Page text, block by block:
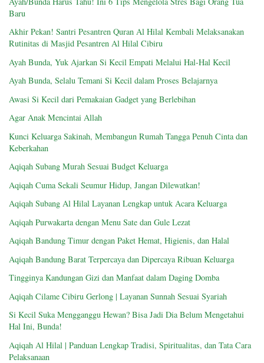
Baru
Akhir Pekan! Santri Pesantren Quran Al Hilal Kembali Melaksanakan
Rutinitas di Masjid Pesantren Al Hilal Cibiru
Ayah Bunda, Yuk Ajarkan Si Kecil Empati Melalui Hal-Hal Kecil
Ayah Bunda, Selalu Temani Si Kecil dalam Proses Belajarnya
Awasi Si Kecil dari Pemakaian Gadget yang Berlebihan
Agar Anak Mencintai Allah
Kunci Keluarga Sakinah, Membangun Rumah Tangga Penuh Cinta dan
Keberkahan
Aqiqah Subang Murah Sesuai Budget Keluarga
Aqiqah Cuma Sekali Seumur Hidup, Jangan Dilewatkan!
Aqiqah Subang Al Hilal Layanan Lengkap untuk Acara Keluarga
Aqiqah Purwakarta dengan Menu Sate dan Gule Lezat
Aqiqah Bandung Timur dengan Paket Hemat, Higienis, dan Halal
Aqiqah Bandung Barat Terpercaya dan Dipercaya Ribuan Keluarga
Tingginya Kandungan Gizi dan Manfaat dalam Daging Domba
Aqiqah Cilame Cibiru Gerlong | Layanan Sunnah Sesuai Syariah
Si Kecil Suka Mengganggu Hewan? Bisa Jadi Dia Belum Mengetahui
Hal Ini, Bunda!
Aqiqah Al Hilal | Panduan Lengkap Tradisi, Spiritualitas, dan Tata Cara
Pelaksanaan